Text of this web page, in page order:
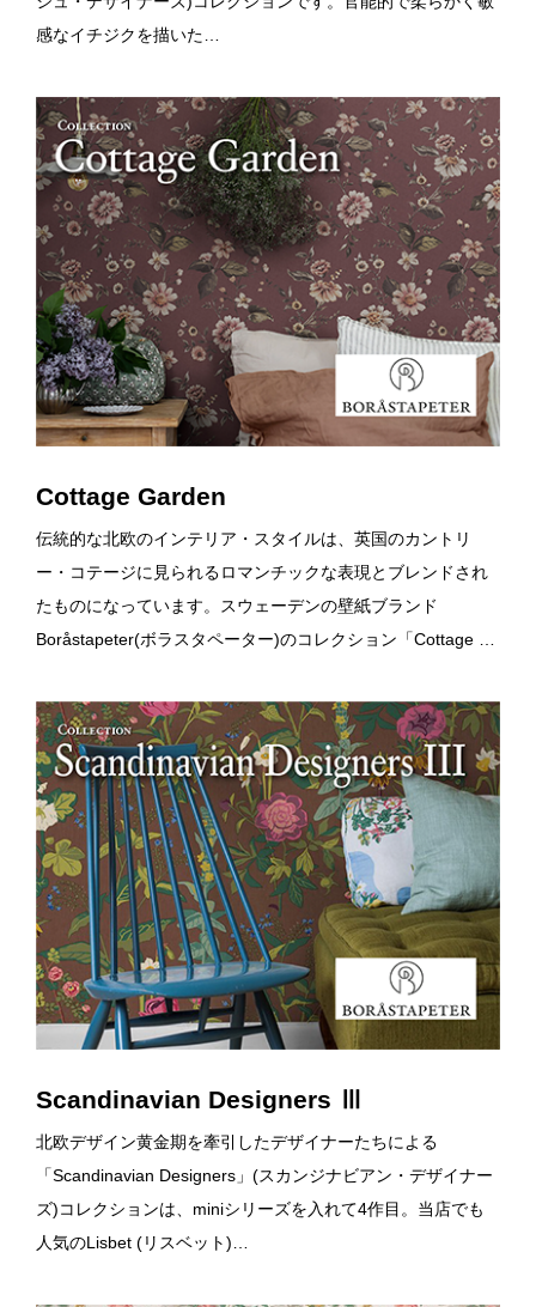
感なイチジクを描いた…
Cottage Garden
伝統的な北欧のインテリア・スタイルは、英国のカントリ
ー・コテージに見られるロマンチックな表現とブレンドされ
たものになっています。スウェーデンの壁紙ブランド
Boråstapeter(ボラスタペーター)のコレクション「Cottage …
Scandinavian Designers Ⅲ
北欧デザイン黄金期を牽引したデザイナーたちによる
「Scandinavian Designers」(スカンジナビアン・デザイナー
ズ)コレクションは、miniシリーズを入れて4作目。当店でも
人気のLisbet (リスベット)…